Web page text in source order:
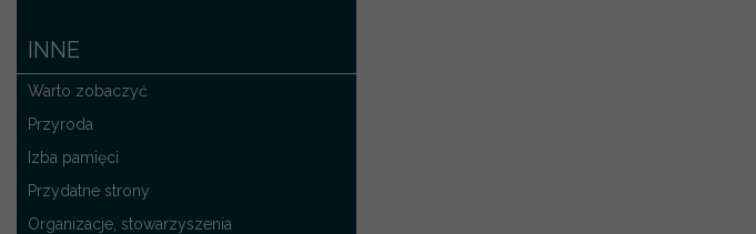
INNE
Warto zobaczyć
Przyroda
Izba pamięci
Przydatne strony
Organizacje, stowarzyszenia